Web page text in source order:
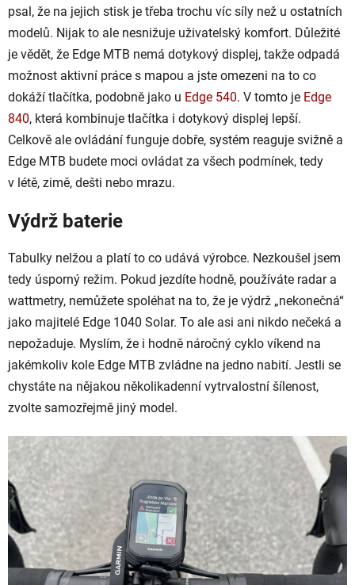
psal, že na jejich stisk je třeba trochu víc síly než u ostatních
modelů. Nijak to ale nesnižuje uživatelský komfort. Důležité
je vědět, že Edge MTB nemá dotykový displej, takže odpadá
možnost aktivní práce s mapou a jste omezeni na to co
dokáží tlačítka, podobně jako u Edge 540. V tomto je Edge
840, která kombinuje tlačítka i dotykový displej lepší.
Celkově ale ovládání funguje dobře, systém reaguje svižně a
Edge MTB budete moci ovládat za všech podmínek, tedy
v létě, zimě, dešti nebo mrazu.
Výdrž baterie
Tabulky nelžou a platí to co udává výrobce. Nezkoušel jsem
tedy úsporný režim. Pokud jezdíte hodně, používáte radar a
wattmetry, nemůžete spoléhat na to, že je výdrž „nekonečná“
jako majitelé Edge 1040 Solar. To ale asi ani nikdo nečeká a
nepožaduje. Myslím, že i hodně náročný cyklo víkend na
jakémkoliv kole Edge MTB zvládne na jedno nabití. Jestli se
chystáte na nějakou několikadenní vytrvalostní šílenost,
zvolte samozřejmě jiný model.